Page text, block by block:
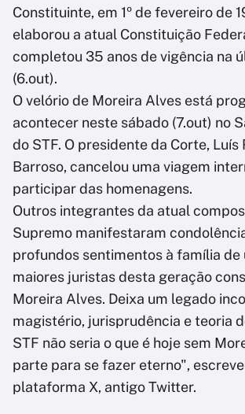
Constituinte, em 1º de fevereiro de
elaborou a atual Constituição
completou 35 anos de vigência na
(6.out).
O velório de Moreira Alves está
acontecer neste sábado (7.out) no
do STF. O presidente da Corte, Luís
Barroso, cancelou uma viagem
participar das homenagens.
Outros integrantes da atual
Supremo manifestaram
profundos sentimentos à família de
maiores juristas desta geração
Moreira Alves. Deixa um legado
magistério, jurisprudência e teoria
STF não seria o que é hoje sem
parte para se fazer eterno",
plataforma X, antigo Twitter.